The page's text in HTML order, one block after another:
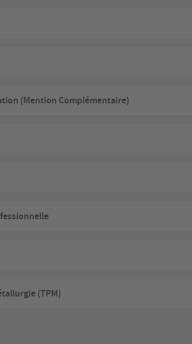
(Mention Complémentaire)
(TPM)